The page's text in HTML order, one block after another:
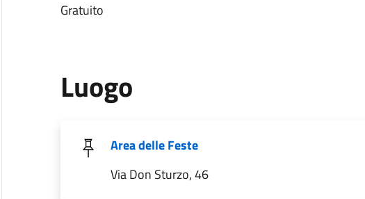
Gratuito
Luogo
Area delle Feste
Via Don Sturzo, 46